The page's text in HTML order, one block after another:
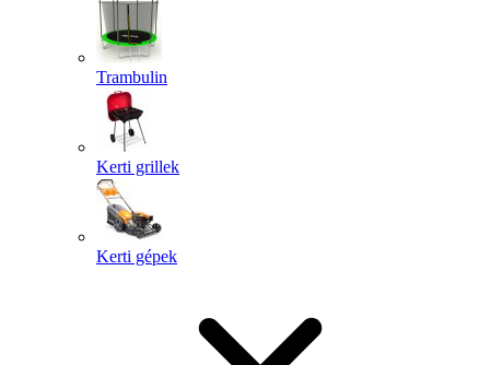
Trambulin
Kerti grillek
Kerti gépek